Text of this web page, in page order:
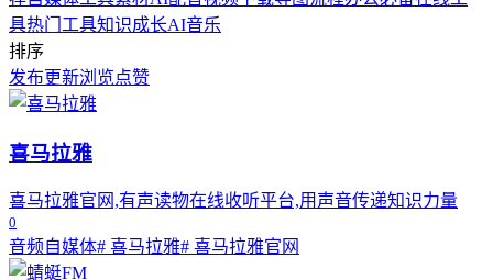
具热门工具知识成长AI音乐
排序
发布更新浏览点赞
喜马拉雅
喜马拉雅官网,有声读物在线收听平台,用声音传递知识力量
0
音频自媒体# 喜马拉雅# 喜马拉雅官网